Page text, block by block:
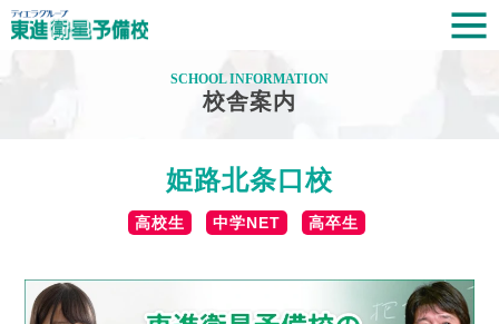
SCHOOL INFORMATION
校舎案内
姫路北条口校
高校生 中学NET 高卒生